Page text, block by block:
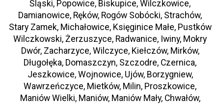
Śląski, Popowice, Biskupice, Wilczkowice,
Damianowice, Ręków, Rogów Sobócki, Strachów,
Stary Zamek, Michałowice, Księginice Małe, Pustków
Wilczkowski, Żerzuszyce, Radwanice, Iwiny, Mokry
Dwór, Zacharzyce, Wilczyce, Kiełczów, Mirków,
Długołęka, Domaszczyn, Szczodre, Czernica,
Jeszkowice, Wojnowice, Ujów, Borzygniew,
Wawrzeńczyce, Mietków, Milin, Proszkowice,
Maniów Wielki, Maniów, Maniów Mały, Chwałów,